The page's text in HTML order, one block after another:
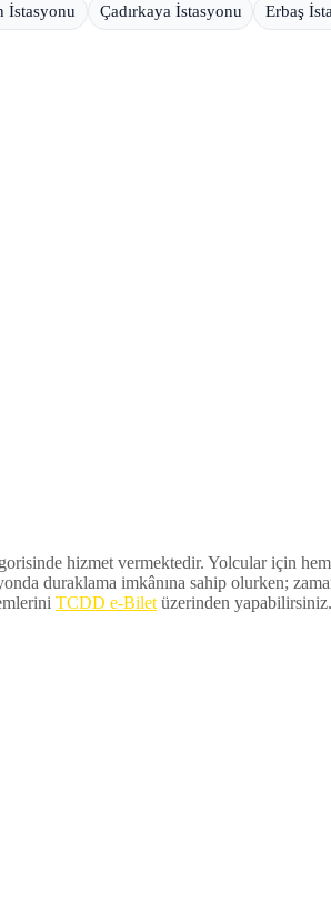
İstasyonu Çadırkaya İstasyonu Erbaş
hizmet vermektedir. Yolcular için
duraklama imkânına sahip olurken;
TCDD e-Bilet üzerinden yapabilirsiniz.